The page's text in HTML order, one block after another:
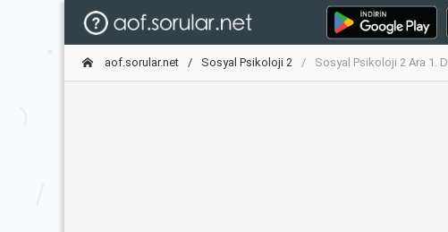
aof.sorular.net Sosyal Psikoloji 2 Sosyal Psikoloji 2 Ara 1.